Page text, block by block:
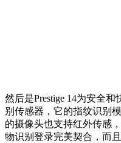
然后是Prestige 14为安全
别传感器，它的指纹识别
的摄像头也支持红外传感
物识别登录完美契合，而